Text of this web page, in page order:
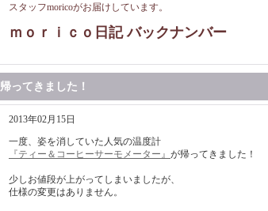
スタッフmoricoがお届けしています。
ｍｏｒｉｃｏ日記 バックナンバー
帰ってきました！
2013年02月15日
一度、姿を消していた人気の温度計
『ティー＆コーヒーサーモメーター』 が帰ってきました！
少しお値段が上がってしまいましたが、
仕様の変更はありません。